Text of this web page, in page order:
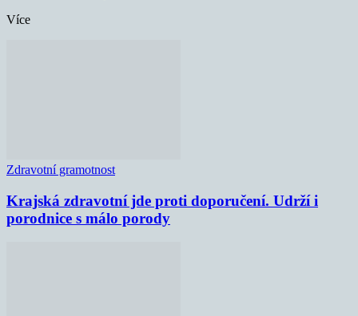
Více
Zdravotní gramotnost
Krajská zdravotní jde proti doporučení. Udrží i
porodnice s málo porody